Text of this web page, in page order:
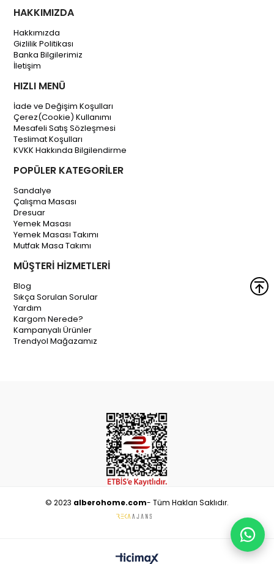
HAKKIMIZDA
Hakkımızda
Gizlilik Politikası
Banka Bilgilerimiz
İletişim
HIZLI MENÜ
İade ve Değişim Koşulları
Çerez(Cookie) Kullanımı
Mesafeli Satış Sözleşmesi
Teslimat Koşulları
KVKK Hakkında Bilgilendirme
POPÜLER KATEGORİLER
Sandalye
Çalışma Masası
Dresuar
Yemek Masası
Yemek Masası Takımı
Mutfak Masa Takımı
MÜŞTERİ HİZMETLERİ
Blog
Sıkça Sorulan Sorular
Yardım
Kargom Nerede?
Kampanyalı Ürünler
Trendyol Mağazamız
© 2023 alberohome.com- Tüm Hakları Saklıdır.